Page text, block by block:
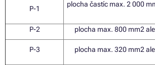
P-1
plocha častíc max. 2 000
P-2
plocha max. 800 mm2
P-3 plocha max. 320 mm2